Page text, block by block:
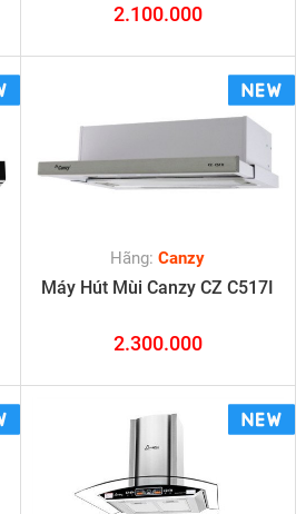
2.100.000
Hãng:Canzy
Máy Hút Mùi Canzy CZ C517I
2.300.000